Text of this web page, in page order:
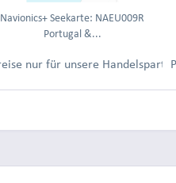
nach Anmeldung.
Navionics+ Seekarte: NAEU009R
Portugal &...
nur für unsere